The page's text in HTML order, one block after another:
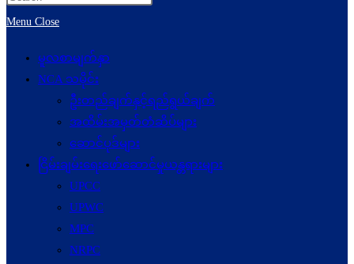
Menu Close
မူလစာမျက်နှာ
NCA သမိုင်း
ဦးတည်ချက်နှင့်ရည်ရွယ်ချက်
အထိမ်းအမှတ်တံဆိပ်များ
ဆောင်ပုဒ်များ
ငြိမ်းချမ်းရေးဖော်‌ဆောင်မှုယန္တရားများ
UPCC
UPWC
MPC
NRPC